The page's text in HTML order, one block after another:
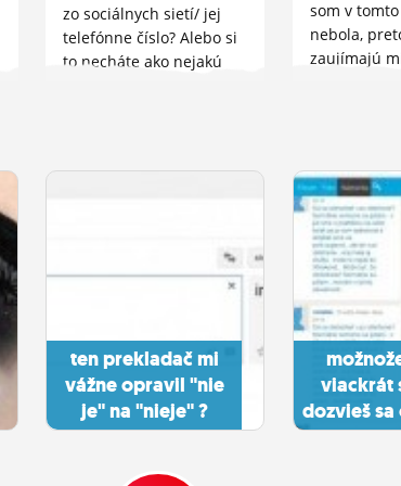
zo sociálnych sietí/ jej
telefónne číslo? Alebo si
to necháte ako nejakú
som v
nebola,
zaujímajú
podnik, kde
ten prekladač mi
vážne opravil "nie
je" na "nieje" ?
viackrát
dozvieš